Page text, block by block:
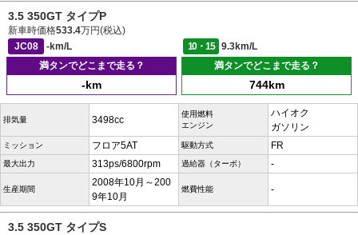
3.5 350GT タイプP
新車時価格533.4万円(税込)
JC08
-km/L 10・15
9.3km/L
満タンでどこまで走る？
-km
満タンでどこまで走る？
744km
排気量 3498cc
使用燃料
エンジン
ハイオク
ガソリン
ミッション フロア5AT 駆動方式 FR
最大出力 313ps/6800rpm 過給器（ターボ） -
生産期間
2008年10月～200
9年10月
燃費性能 -
3.5 350GT タイプS